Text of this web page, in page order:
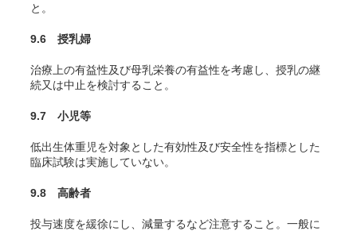
と。
9.6 授乳婦
治療上の有益性及び母乳栄養の有益性を考慮し、授乳の継
続又は中止を検討すること。
9.7 小児等
低出生体重児を対象とした有効性及び安全性を指標とした
臨床試験は実施していない。
9.8 高齢者
投与速度を緩徐にし、減量するなど注意すること。一般に